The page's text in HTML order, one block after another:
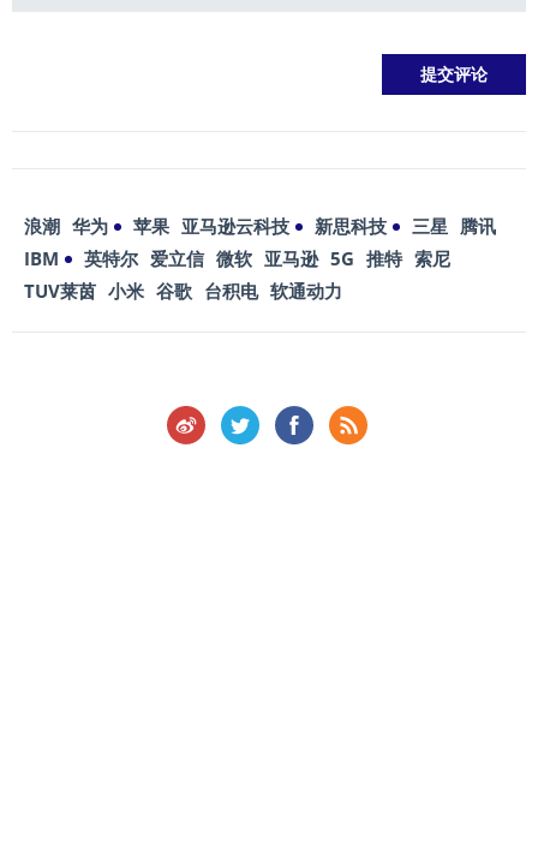
浪潮 华为 苹果 亚马逊云科技 新思科技 三星 腾讯
IBM
英特尔 爱立信 微软 亚马逊 5G 推特 索尼
TUV莱茵 小米 谷歌 台积电 软通动力